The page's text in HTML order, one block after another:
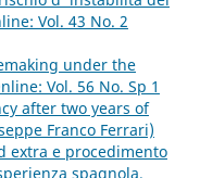
Vol. 43 No. 2
under the
Vol. 56 No. Sp 1
after two years of
Franco Ferrari)
extra e procedimento
spagnola.